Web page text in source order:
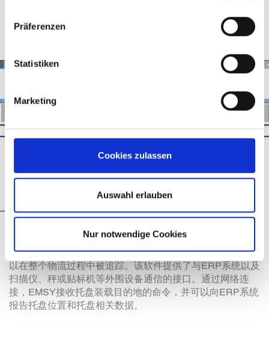
Präferenzen
Statistiken
Marketing
Cookies zulassen
Auswahl erlauben
Nur notwendige Cookies
MSK控制软件EMSY
所有MSK输送机系统均由EMSY软件统一控制。托盘信息可
以在整个物流过程中被追踪。该软件提供了与ERP系统以及
扫描仪、秤或贴标机等外围设备通信的接口。通过网络连
接，EMSY接收托盘装载目的地的命令，并可以向ERP系统
报告托盘位置和托盘相关数据。